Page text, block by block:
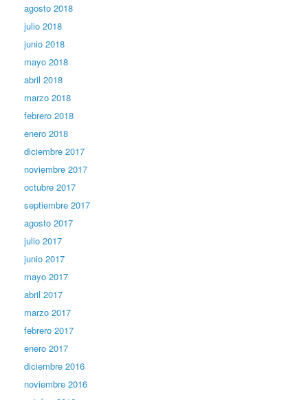
agosto 2018
julio 2018
junio 2018
mayo 2018
abril 2018
marzo 2018
febrero 2018
enero 2018
diciembre 2017
noviembre 2017
octubre 2017
septiembre 2017
agosto 2017
julio 2017
junio 2017
mayo 2017
abril 2017
marzo 2017
febrero 2017
enero 2017
diciembre 2016
noviembre 2016